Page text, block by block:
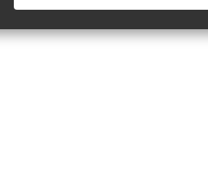
AJOUTER AU PANIER